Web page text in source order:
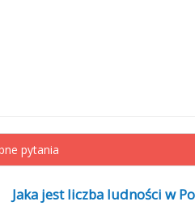
pytania
Jaka jest liczba ludności w